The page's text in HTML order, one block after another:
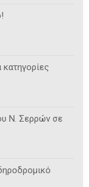
Ν. Σερρών σε